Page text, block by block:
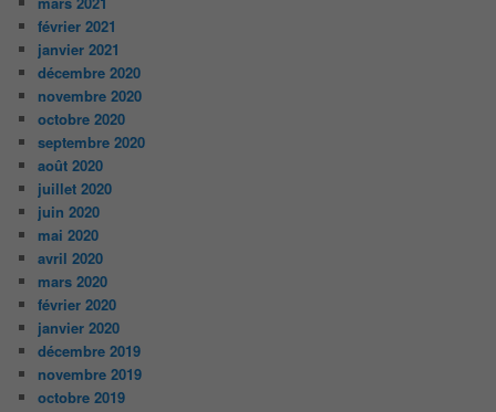
février 2021
janvier 2021
décembre 2020
novembre 2020
octobre 2020
septembre 2020
août 2020
juillet 2020
juin 2020
mai 2020
avril 2020
mars 2020
février 2020
janvier 2020
décembre 2019
novembre 2019
octobre 2019